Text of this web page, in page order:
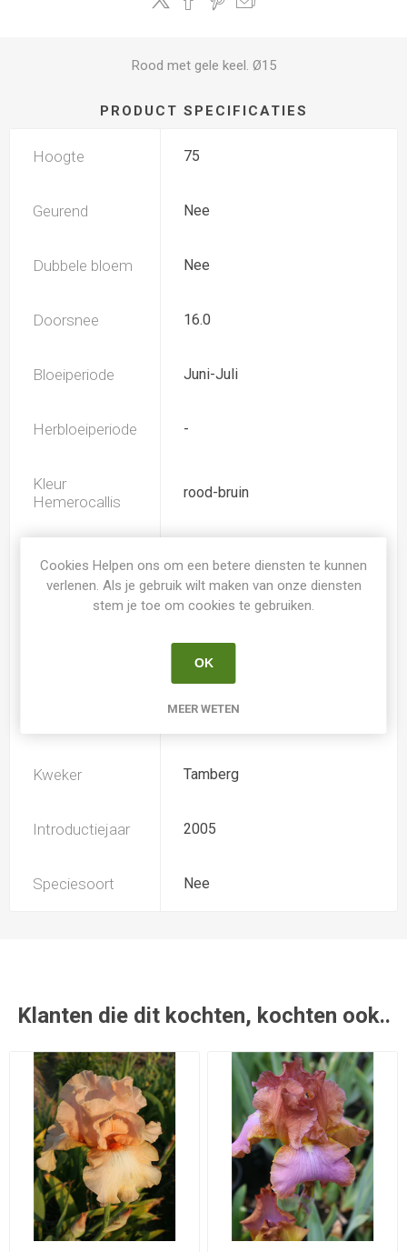
Rood met gele keel. Ø15
PRODUCT SPECIFICATIES
Hoogte 75
Geurend Nee
Dubbele bloem Nee
Doorsnee 16.0
Bloeiperiode Juni-Juli
Herbloeiperiode -
Kleur
Hemerocallis
rood-bruin
Spider
Bladverliezend
Hemerocallis
Kweker Tamberg
Introductiejaar 2005
Speciesoort Nee
Klanten die dit kochten, kochten ook..
Cookies Helpen ons om een betere diensten te kunnen
verlenen. Als je gebruik wilt maken van onze diensten
stem je toe om cookies te gebruiken.
OK
MEER WETEN